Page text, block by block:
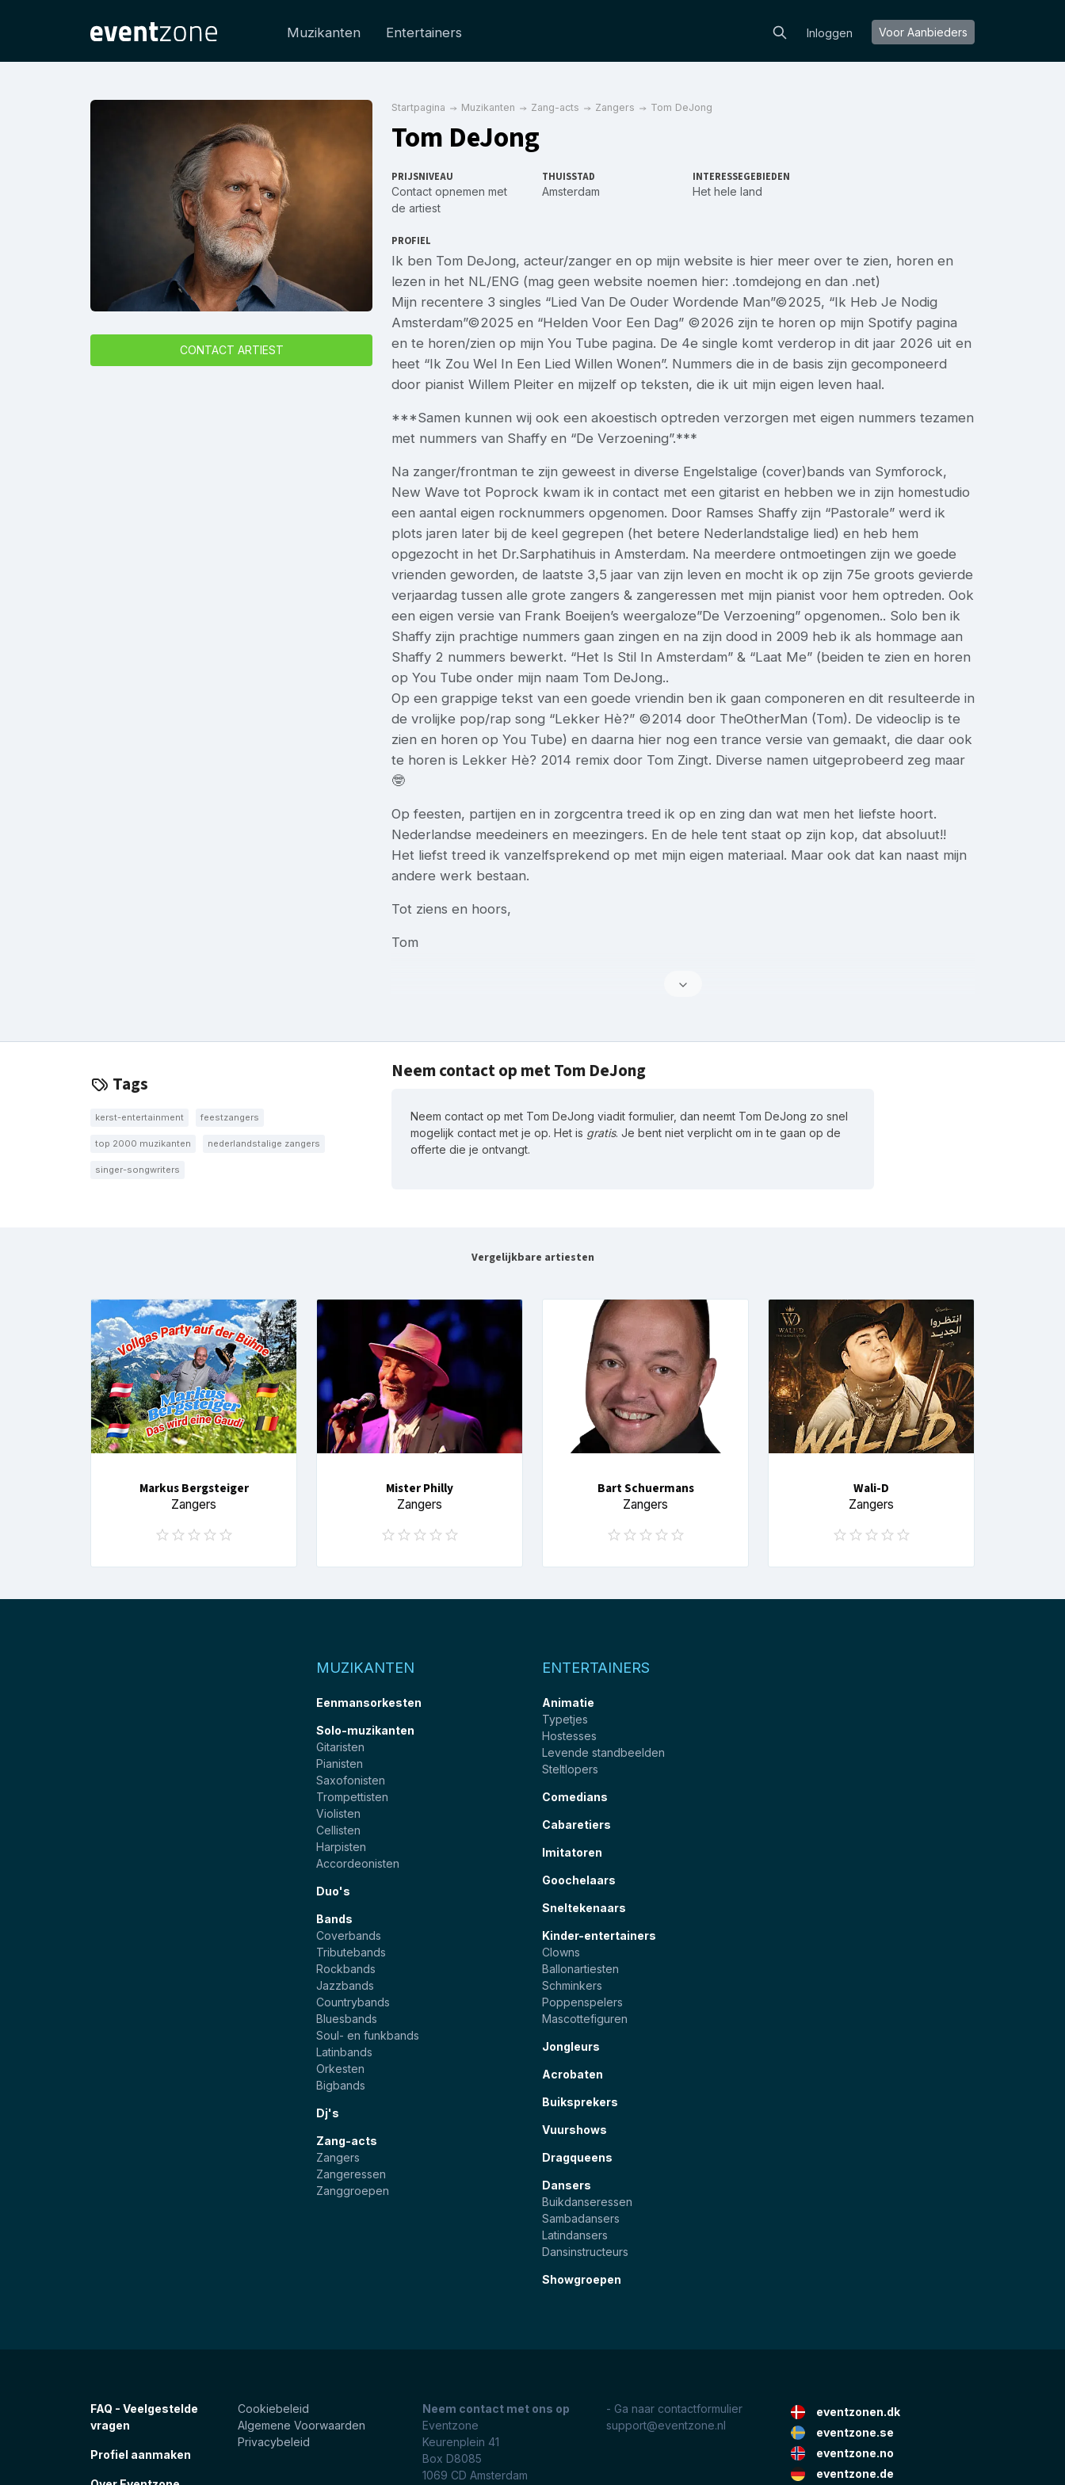
Muzikanten Entertainers Inloggen Voor Aanbieders
CONTACT ARTIEST
Startpagina Muzikanten Zang-acts Zangers Tom DeJong
Tom DeJong
PRIJSNIVEAU
Contact opnemen met
de artiest
THUISSTAD
Amsterdam
INTERESSEGEBIEDEN
Het hele land
PROFIEL
Ik ben Tom DeJong, acteur/zanger en op mijn website is hier meer over te zien, horen en
lezen in het NL/ENG (mag geen website noemen hier: .tomdejong en dan .net)
Mijn recentere 3 singles “Lied Van De Ouder Wordende Man”©2025, “Ik Heb Je Nodig
Amsterdam”©2025 en “Helden Voor Een Dag” ©2026 zijn te horen op mijn Spotify pagina
en te horen/zien op mijn You Tube pagina. De 4e single komt verderop in dit jaar 2026 uit en
heet “Ik Zou Wel In Een Lied Willen Wonen”. Nummers die in de basis zijn gecomponeerd
door pianist Willem Pleiter en mijzelf op teksten, die ik uit mijn eigen leven haal.
***Samen kunnen wij ook een akoestisch optreden verzorgen met eigen nummers tezamen
met nummers van Shaffy en “De Verzoening”.***
Na zanger/frontman te zijn geweest in diverse Engelstalige (cover)bands van Symforock,
New Wave tot Poprock kwam ik in contact met een gitarist en hebben we in zijn homestudio
een aantal eigen rocknummers opgenomen. Door Ramses Shaffy zijn “Pastorale” werd ik
plots jaren later bij de keel gegrepen (het betere Nederlandstalige lied) en heb hem
opgezocht in het Dr.Sarphatihuis in Amsterdam. Na meerdere ontmoetingen zijn we goede
vrienden geworden, de laatste 3,5 jaar van zijn leven en mocht ik op zijn 75e groots gevierde
verjaardag tussen alle grote zangers & zangeressen met mijn pianist voor hem optreden. Ook
een eigen versie van Frank Boeijen’s weergaloze”De Verzoening” opgenomen.. Solo ben ik
Shaffy zijn prachtige nummers gaan zingen en na zijn dood in 2009 heb ik als hommage aan
Shaffy 2 nummers bewerkt. “Het Is Stil In Amsterdam” & “Laat Me” (beiden te zien en horen
op You Tube onder mijn naam Tom DeJong..
Op een grappige tekst van een goede vriendin ben ik gaan componeren en dit resulteerde in
de vrolijke pop/rap song “Lekker Hè?” ©2014 door TheOtherMan (Tom). De videoclip is te
zien en horen op You Tube) en daarna hier nog een trance versie van gemaakt, die daar ook
te horen is Lekker Hè? 2014 remix door Tom Zingt. Diverse namen uitgeprobeerd zeg maar
🤓
Op feesten, partijen en in zorgcentra treed ik op en zing dan wat men het liefste hoort.
Nederlandse meedeiners en meezingers. En de hele tent staat op zijn kop, dat absoluut!!
Het liefst treed ik vanzelfsprekend op met mijn eigen materiaal. Maar ook dat kan naast mijn
andere werk bestaan.
Tot ziens en hoors,
Tom
Tags
kerst-entertainment feestzangers
top 2000 muzikanten nederlandstalige zangers
singer-songwriters
Neem contact op met Tom DeJong
Neem contact op met Tom DeJong viadit formulier, dan neemt Tom DeJong zo snel
mogelijk contact met je op. Het is gratis. Je bent niet verplicht om in te gaan op de
offerte die je ontvangt.
Vergelijkbare artiesten
Markus Bergsteiger
Zangers
Mister Philly
Zangers
Bart Schuermans
Zangers
Wali-D
Zangers
MUZIKANTEN
Eenmansorkesten
Solo-muzikanten
Gitaristen
Pianisten
Saxofonisten
Trompettisten
Violisten
Cellisten
Harpisten
Accordeonisten
Duo's
Bands
Coverbands
Tributebands
Rockbands
Jazzbands
Countrybands
Bluesbands
Soul- en funkbands
Latinbands
Orkesten
Bigbands
Dj's
Zang-acts
Zangers
Zangeressen
Zanggroepen
ENTERTAINERS
Animatie
Typetjes
Hostesses
Levende standbeelden
Steltlopers
Comedians
Cabaretiers
Imitatoren
Goochelaars
Sneltekenaars
Kinder-entertainers
Clowns
Ballonartiesten
Schminkers
Poppenspelers
Mascottefiguren
Jongleurs
Acrobaten
Buiksprekers
Vuurshows
Dragqueens
Dansers
Buikdanseressen
Sambadansers
Latindansers
Dansinstructeurs
Showgroepen
FAQ - Veelgestelde
vragen
Profiel aanmaken
Cookiebeleid
Algemene Voorwaarden
Privacybeleid
Neem contact met ons op
Eventzone
Keurenplein 41
Box D8085
1069 CD Amsterdam
- Ga naar contactformulier
support@eventzone.nl
eventzonen.dk
eventzone.se
eventzone.no
eventzone.de